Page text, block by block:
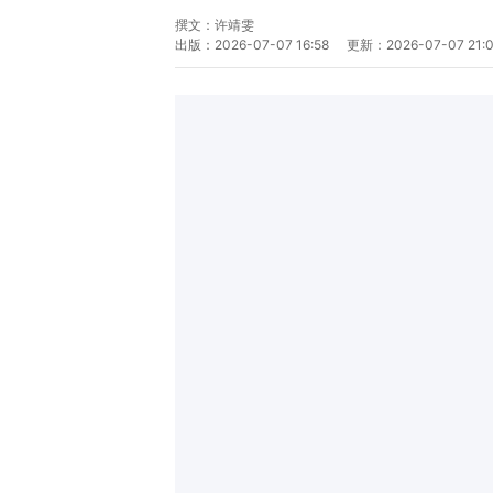
撰文： 许靖雯
出版： 2026-07-07 16:58 更新： 2026-07-07